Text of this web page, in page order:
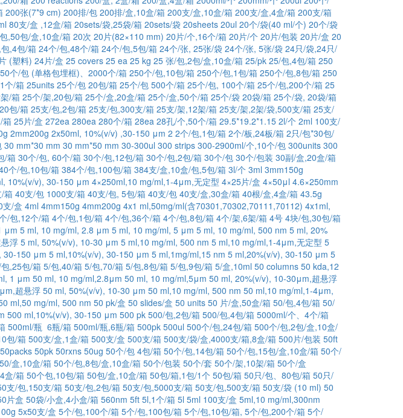
200张(7*9 cm) 200排/包 200排/盒,10盒/箱 200支/盒,10盒/箱 200支/盒,4盒/箱 200支/箱
80支/盒 ,12盒/箱20sets/袋,25袋/箱 20sets/袋 20sheets 20ul 20个/袋(40 ml/个) 20个/袋
,50包/盒,10盒/箱 20次 20片(82×110 mm) 20片/个,16个/箱 20片/个 20片/包装 20片/盒 20
,4包/箱 24个/包,48个/箱 24个/包,5包/箱 24个/张, 25张/袋 24个/张, 5张/袋 24只/袋,24只/
(塑料) 24片/盒 25 covers 25 ea 25 kg 25 张/包,2包/盒,10盒/箱 25/pk 25/包,4包/箱 250
个/包 (单格包埋框)、2000个/箱 250个/包,10包/箱 250个/包,1包/箱 250个/包,8包/箱 250
个/箱 25units 25个/包 20包/箱 25个/包 500个/箱 25个/包, 100个/箱 25个/包,200个/箱 25
/箱 25个/架,20包/箱 25个/盒,20盒/箱 25个/盒,50个/箱 25个/袋 20袋/箱 25个/袋, 20袋/箱
包/箱 25支/包,2包/箱 25支/包,300支/箱 25支/架,12架/箱 25支/架,2架/袋,500支/箱 25支/
箱 25片/盒 272ea 280ea 280个/箱 28ea 28孔/个,50个/箱 29.5*19.2*1.15 2l/个 2ml 100支/
2mm200g 2x50ml, 10%(v/v) ,30-150 μm 2 2个/包,1包/箱 2个/板,24板/箱 2只/包*30包/
30 mm*30 mm 30 mm*50 mm 30-300ul 300 strips 300-2900ml/个,10个/包 300units 300
/箱 30个/包, 60个/箱 30个/包,12包/箱 30个/包,2包/箱 30个/包 30个/包装 30副/盒,20盒/箱
个/包,10包/箱 384个/包,100包/箱 384支/盒,10盒/包,5包/箱 3l/个 3ml 3mm150g
10%(v/v), 30-150 μm 4×250ml,10 mg/ml,1-4μm,无定型 4×25片/盒 4×50μl 4.6×250mm
箱 40支/包 1000支/箱 40支/包, 5包/箱 40支/包 40支/盒,30盒/箱 40根/盒,4盒/箱 43.5g
支/盒 4ml 4mm150g 4mm200g 4x1 ml,50mg/ml(含70301,70302,70111,70112) 4x1ml,
/包,12个/箱 4个/包,1包/箱 4个/包,36个/箱 4个/包,8包/箱 4个/架,6架/箱 4号 4块/包,30包/箱
μm 5 ml, 10 mg/ml, 2.8 μm 5 ml, 10 mg/ml, 5 μm 5 ml, 10 mg/ml, 500 nm 5 ml, 20%
浮 5 ml, 50%(v/v), 10-30 μm 5 ml,10 mg/ml, 500 nm 5 ml,10 mg/ml,1-4μm,无定型 5
30-150 μm 5 ml,10%(v/v), 30-150 μm 5 ml,1mg/ml,15 nm 5 ml,20%(v/v), 30-150 μm 5
,25包/箱 5/包,40/箱 5/包,70/箱 5/包,8包/箱 5/包,9包/箱 5/盒,10ml 50 columns 50 kda,12
1 μm 50 ml, 10 mg/ml,2.8μm 50 ml, 10 mg/ml,5μm 50 ml, 20%(v/v), 10-30μm,超悬浮
超悬浮 50 ml, 50%(v/v), 10-30 μm 50 ml,10 mg/ml, 500 nm 50 ml,10 mg/ml,1-4μm,
ml,50 mg/ml, 500 nm 50 pk/盒 50 slides/盒 50 units 50 片/盒,50盒/箱 50/包,4包/箱 50/
500 ml,10%(v/v), 30-150 μm 500 pk 500/包,2包/箱 500/包,4包/箱 5000ml/个、4个/箱
500ml/瓶 6瓶/箱 500ml/瓶,6瓶/箱 500pk 500ul 500个/包,24包/箱 500个/包,2包/盒,10盒/
包/箱500支/盒,1盒/箱 500支/盒 500支/箱 500支/袋/盒,4000支/箱,8盒/箱 500片/包装 50ft
50packs 50pk 50rxns 50ug 50个/包 4包/箱 50个/包,14包/箱 50个/包,15包/盒,10盒/箱 50个/
盒,10盒/箱50个/包,8包/盒,10盒/箱 50个/包装 50个/套 50个/架,10架/箱 50个/盒
盒/箱50个包,10包/箱 50包/盒,10盒/箱 50包/箱,1包/1个 50包/箱 50只/包、80包/箱 50只/
支/包,150支/箱 50支/包,2包/箱 50支/包,5000支/箱 50支/包,500支/箱 50支/袋 (10 ml) 50
片盒 50袋/小盒,4小盒/箱 560nm 5ft 5l,1个/箱 5l 5ml 100支/盒 5ml,10 mg/ml,300nm
5x50支/盒 5个/包,100个/箱 5个/包,100包/箱 5个/包,10包/箱, 5个/包,200个/箱 5个/